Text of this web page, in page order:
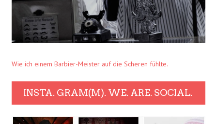
Wie ich einem Barbier-Meister auf die Scheren fühlte.
INSTA. GRAM(M). WE. ARE. SOCIAL.